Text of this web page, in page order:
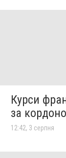
Курси
за
12:42, 3 серпня